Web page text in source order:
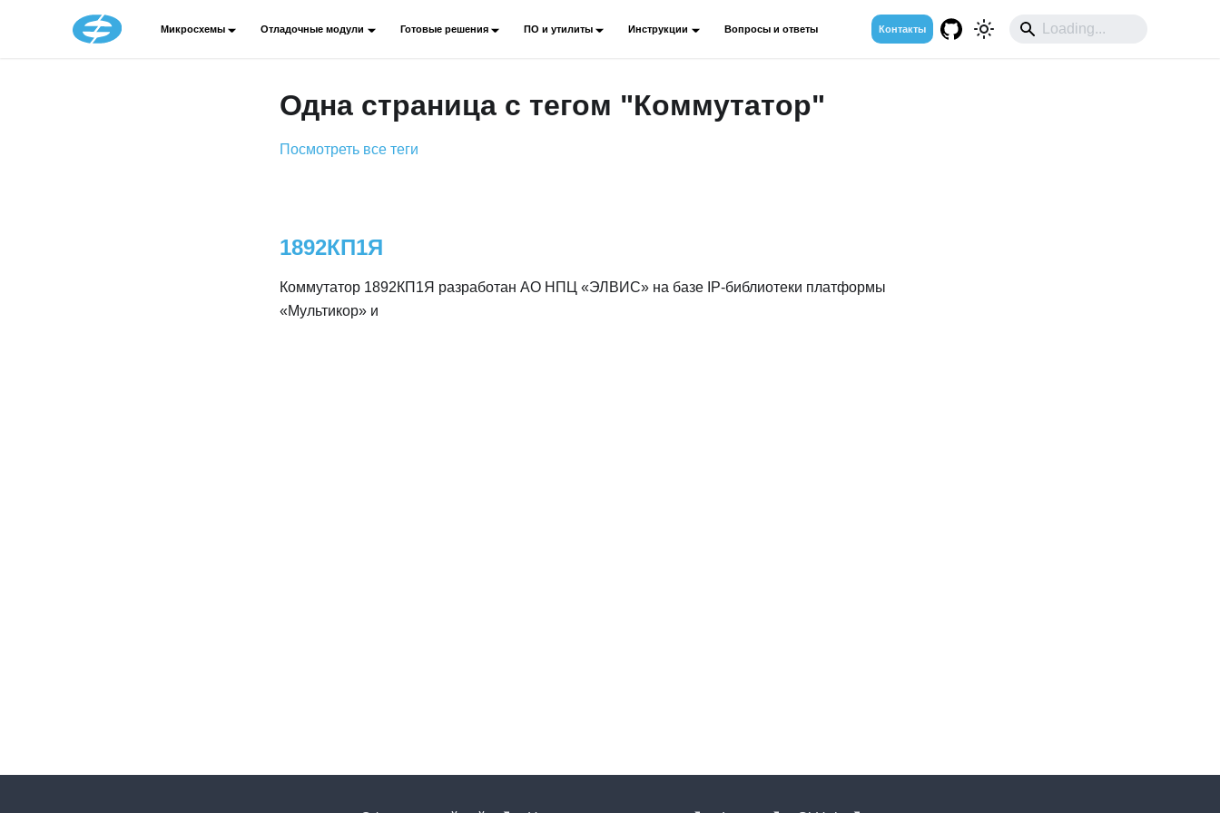
Микросхемы Отладочные модули Готовые решения ПО и утилиты Инструкции Вопросы и ответы Контакты
Одна страница с тегом "Коммутатор"
Посмотреть все теги
1892КП1Я
Коммутатор 1892КП1Я разработан АО НПЦ «ЭЛВИС» на базе IP-библиотеки платформы
«Мультикор» и